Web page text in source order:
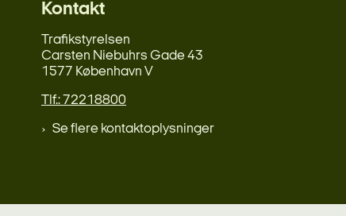
Kontakt
Trafikstyrelsen
Carsten Niebuhrs Gade 43
1577 København V
Tlf.: 72218800
Se flere kontaktoplysninger